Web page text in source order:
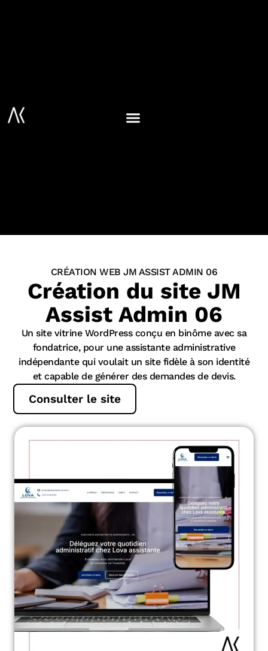
CRÉATION WEB JM ASSIST ADMIN 06
Création du site JM
Assist Admin 06
Un site vitrine WordPress conçu en binôme avec sa
fondatrice, pour une assistante administrative
indépendante qui voulait un site fidèle à son identité
et capable de générer des demandes de devis.
Consulter le site